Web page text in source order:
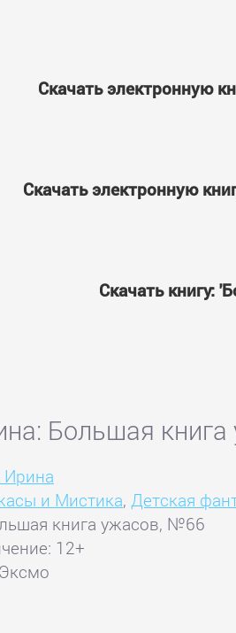
Скачать электронную
Скачать электронную
Скачать книгу:
Большая книга
Ирина
и Мистика,Детская
книга ужасов, №66
12+